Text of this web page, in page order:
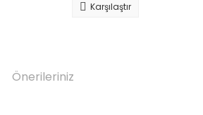
Karşılaştır
Önerileriniz